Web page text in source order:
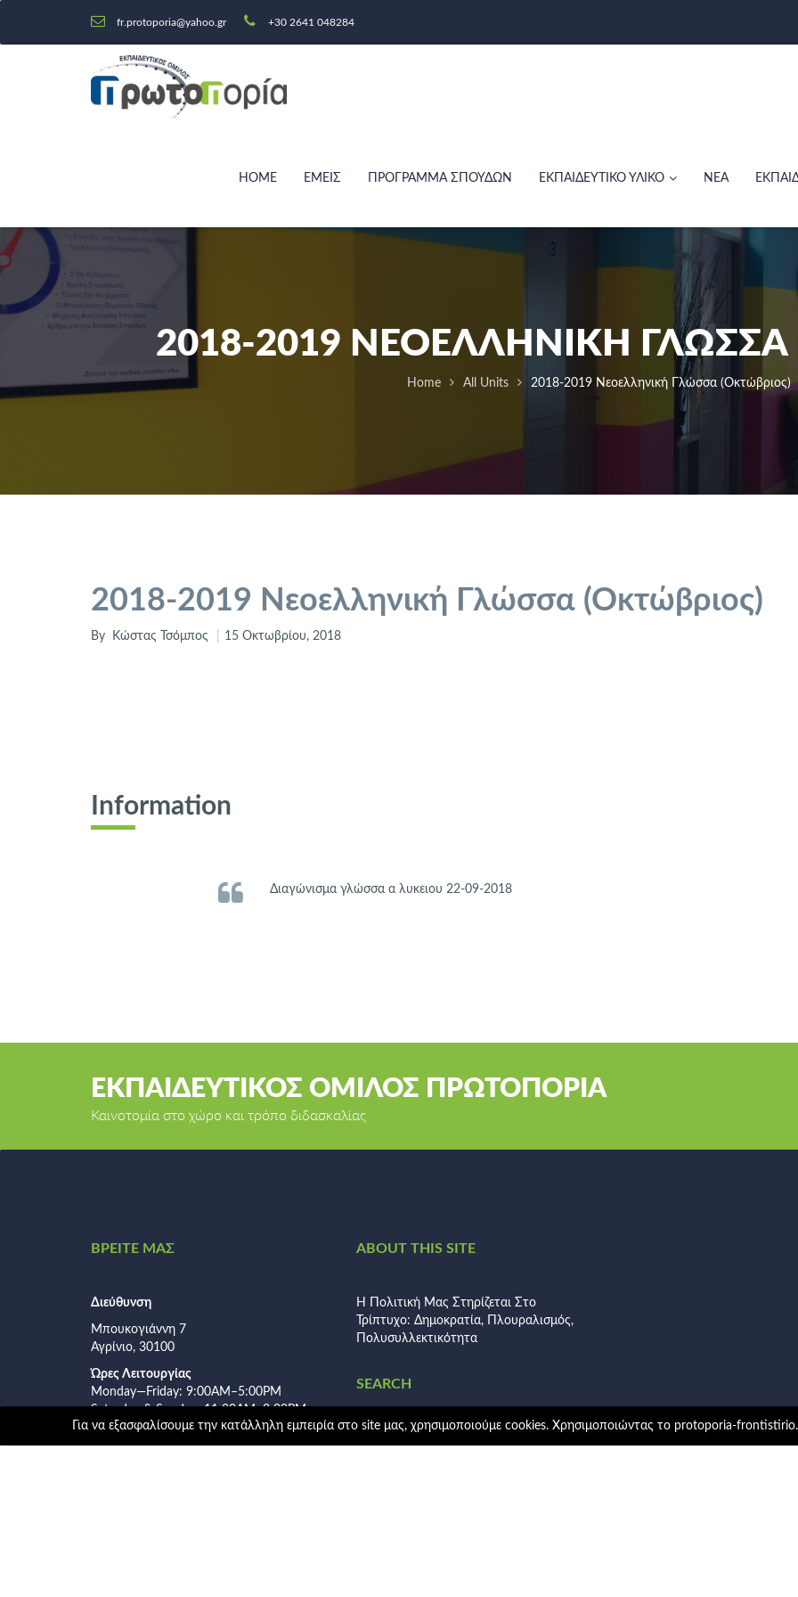
fr.protoporia@yahoo.gr +30 2641 048284
HOME ΕΜΕΙΣ ΠΡΟΓΡΑΜΜΑ ΣΠΟΥΔΩΝ ΕΚΠΑΙΔΕΥΤΙΚΟ ΥΛΙΚΟ ΝΕΑ
2018-2019 ΝΕΟΕΛΛΗΝΙΚΉ
Home All Units 2018-2019 Νεοελληνική Γλώσσα (Οκτώβριος)
2018-2019 Νεοελληνική Γλώσσα (Οκτώβριος)
By Κώστας Τσόμπος 15 Οκτωβρίου, 2018
Information
Διαγώνισμα γλώσσα α λυκειου 22-09-2018
ΕΚΠΑΙΔΕΥΤΙΚΟΣ ΟΜΙΛΟΣ ΠΡΩΤΟΠΟΡΙΑ
Καινοτομία στο χώρο και τρόπο διδασκαλίας
ΒΡΕΙΤΕ ΜΑΣ
Διεύθυνση
Μπουκογιάννη 7
Αγρίνιο, 30100
Ώρες Λειτουργίας
Monday—Friday: 9:00AM–5:00PM
Saturday & Sunday: 11:00AM–3:00PM
ABOUT THIS SITE
Η Πολιτική Μας Στηρίζεται Στο
Τρίπτυχο: Δημοκρατία, Πλουραλισμός,
Πολυσυλλεκτικότητα
SEARCH
Για να εξασφαλίσουμε την κατάλληλη εμπειρία στο site μας, χρησιμοποιούμε cookies. Χρησιμοποιώντας το protoporia-